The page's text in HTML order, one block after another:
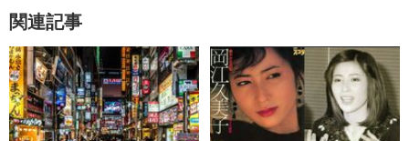
関連記事